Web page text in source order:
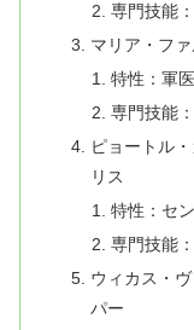
専門技能
マリア・フ
特性：軍医
専門技能
ピョートル
リス
特性：セ
専門技能
ウィカス・
パー